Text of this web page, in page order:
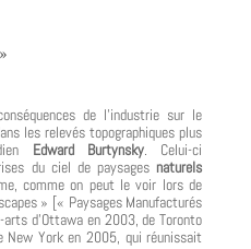
de l’industrie sur le
les relevés topographiques plus
Edward Burtynsky. Celui-ci
du ciel de paysagesnaturels
comme on peut le voir lors de
» [« Paysages Manufacturés
d’Ottawa en 2003, de Toronto
York en 2005, qui réunissait